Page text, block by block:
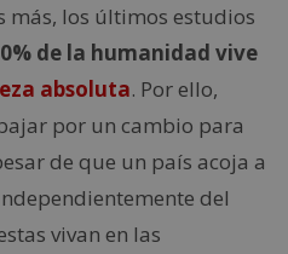
más, los últimos estudios
de la humanidad vive
absoluta. Por ello,
por un cambio para
de que un país acoja a
del
vivan en las